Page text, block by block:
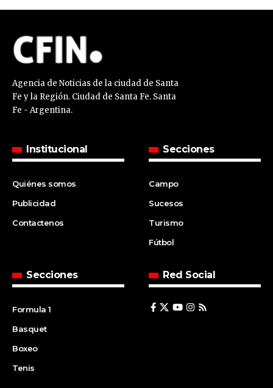
Agencia de Noticias de la ciudad de Santa
Fe y la Región. Ciudad de Santa Fe. Santa
Fe - Argentina.
Institucional
Quiénes somos
Publicidad
Contactenos
Secciones
Campo
Sucesos
Turismo
Fútbol
Secciones
Formula 1
Basquet
Boxeo
Tenis
Red Social